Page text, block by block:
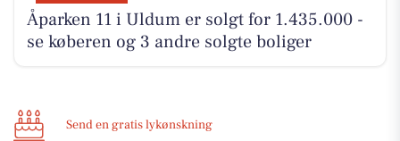
Åparken 11 i Uldum er solgt for 1.435.000 -
se køberen og 3 andre solgte boliger
Send en gratis lykønskning